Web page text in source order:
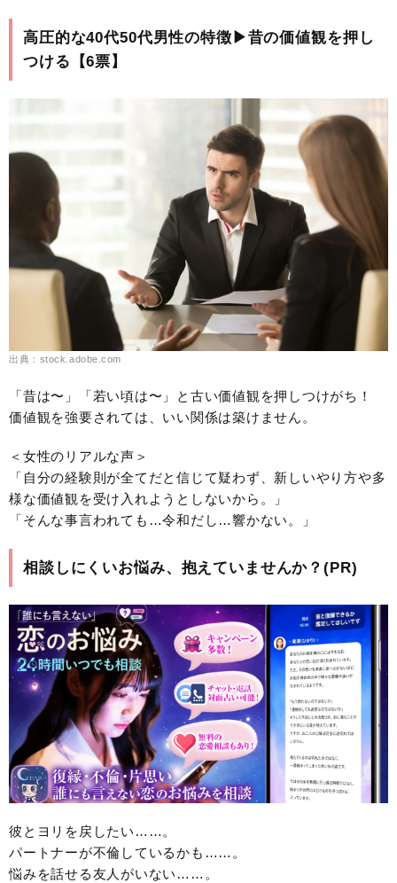
高圧的な40代50代男性の特徴▶︎昔の価値観を押し
つける【6票】
出典：stock.adobe.com
「昔は〜」「若い頃は〜」と古い価値観を押しつけがち！
価値観を強要されては、いい関係は築けません。
＜女性のリアルな声＞
「自分の経験則が全てだと信じて疑わず、新しいやり方や多
様な価値観を受け入れようとしないから。」
「そんな事言われても…令和だし…響かない。」
相談しにくいお悩み、抱えていませんか？(PR)
彼とヨリを戻したい……。
パートナーが不倫しているかも……。
悩みを話せる友人がいない……。